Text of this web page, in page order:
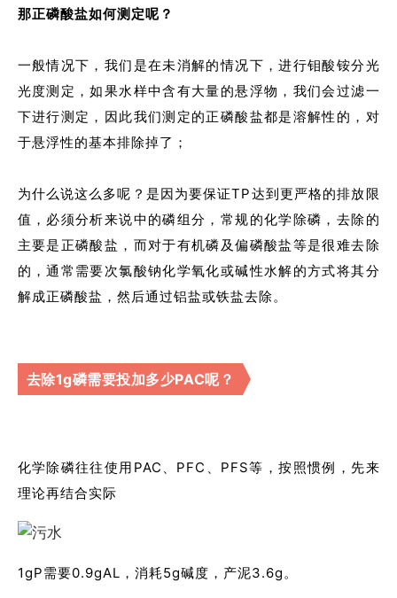
那正磷酸盐如何测定呢？
一般情况下，我们是在未消解的情况下，进行钼酸铵分光
光度测定，如果水样中含有大量的悬浮物，我们会过滤一
下进行测定，因此我们测定的正磷酸盐都是溶解性的，对
于悬浮性的基本排除掉了；
为什么说这么多呢？是因为要保证TP达到更严格的排放限
值，必须分析来说中的磷组分，常规的化学除磷，去除的
主要是正磷酸盐，而对于有机磷及偏磷酸盐等是很难去除
的，通常需要次氯酸钠化学氧化或碱性水解的方式将其分
解成正磷酸盐，然后通过铝盐或铁盐去除。
去除1g磷需要投加多少PAC呢？
化学除磷往往使用PAC、PFC、PFS等，按照惯例，先来
理论再结合实际
1gP需要0.9gAL，消耗5g碱度，产泥3.6g。